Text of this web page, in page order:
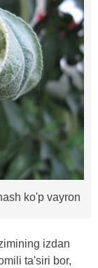
ko'p vayron
izdan
ta'siri bor,